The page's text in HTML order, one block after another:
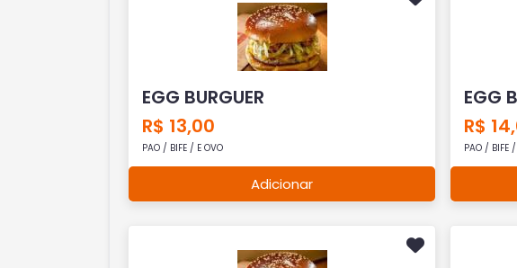
EGG BURGUER
R$ 13,00
PAO / BIFE / E OVO
Adicionar
EGG
R$
PAO / BIFE